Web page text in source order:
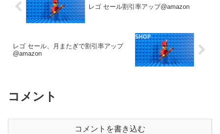
レゴ セール割引率アップ@amazon
レゴ セール、月またぎで割引率アップ
@amazon
コメント
コメントを書き込む